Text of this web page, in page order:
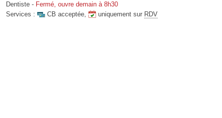
Dentiste - Fermé, ouvre demain à 8h30
Services :
CB acceptée, uniquement sur RDV